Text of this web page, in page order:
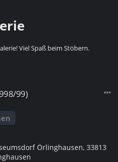
Viel Spaß beim Stöbern.
99)
Örlinghausen, 33813